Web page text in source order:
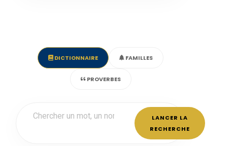
DICTIONNAIRE FAMILLES
PROVERBES
LANCER LA
RECHERCHE